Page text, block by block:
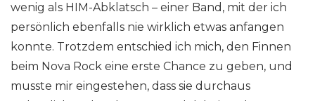
wenig als HIM-Abklatsch – einer Band, mit der ich
persönlich ebenfalls nie wirklich etwas anfangen
konnte. Trotzdem entschied ich mich, den Finnen
beim Nova Rock eine erste Chance zu geben, und
musste mir eingestehen, dass sie durchaus